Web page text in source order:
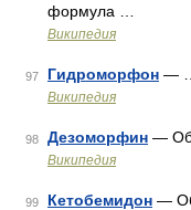
формула …
Википедия
97 Гидроморфон — …
Википедия
98 Дезоморфин —
Википедия
99 Кетобемидон —